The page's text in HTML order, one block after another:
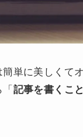
単に美しくて
記事を書くこ